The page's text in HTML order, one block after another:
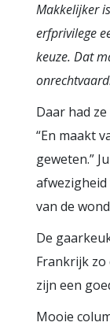
Makkelijker
erfprivilege
keuze. Dat
Daar had
“En maakt
geweten.”
afwezigheid
van de
De
Frankrijk zo
zijn een
Mooie